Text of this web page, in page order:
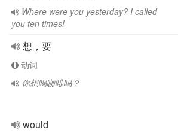
Where were you yesterday? I called
you ten times!
想，要
动词
你想喝咖啡吗？
would